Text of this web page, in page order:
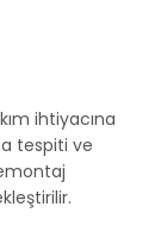
ihtiyacına
tespiti ve